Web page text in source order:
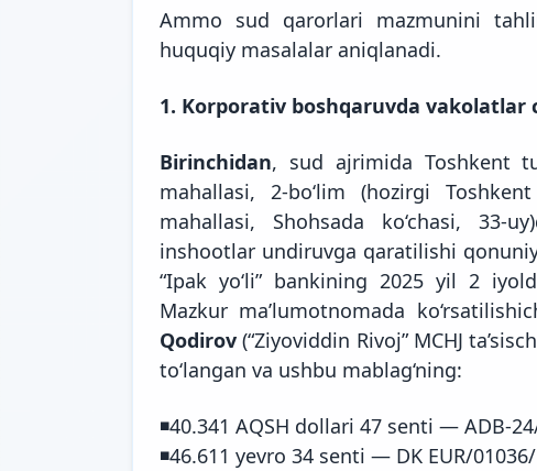
Ammo sud qarorlari mazmunini
huquqiy masalalar aniqlanadi.
1. Korporativ boshqaruvda vakolatlar
Birinchidan, sud ajrimida Toshkent
mahallasi, 2-bo‘lim (hozirgi
mahallasi, Shohsada ko‘chasi, 33-
inshootlar undiruvga qaratilishi
“Ipak yo‘li” bankining 2025 yil 2
Mazkur ma’lumotnomada
Qodirov (“Ziyoviddin Rivoj” MCHJ
to‘langan va ushbu mablag‘ning:
◾️40.341 AQSH dollari 47 senti — ADB-
◾️46.611 yevro 34 senti — DK EUR/